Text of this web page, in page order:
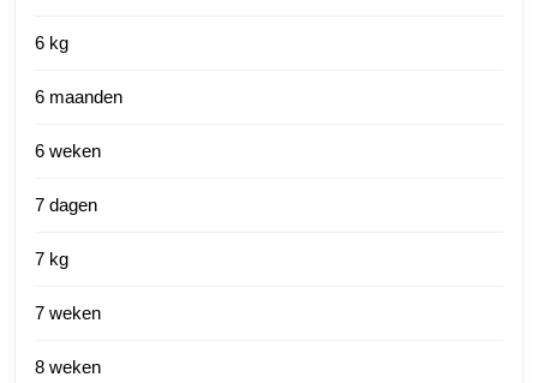
6 kg
6 maanden
6 weken
7 dagen
7 kg
7 weken
8 weken